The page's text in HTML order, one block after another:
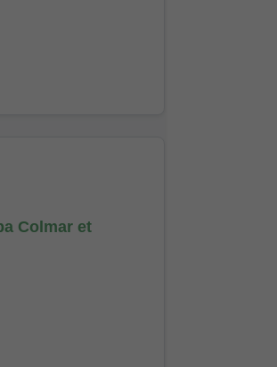
Colmar et